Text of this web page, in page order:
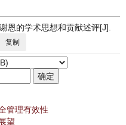
恩的学术思想和贡献述评[J].
复制
管理有效性
望